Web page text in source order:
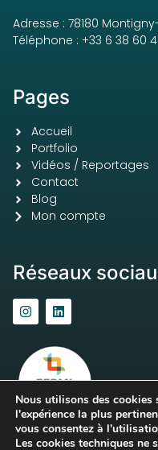
Adresse : 78180
Téléphone : +33 6 38 60
Pages
Accueil
Portfolio
Vidéos / Reportages
Contact
Blog
Mon compte
Réseaux
Nous utilisons des
l'expérience la plus
vous consentez à
Les cookies techniques ne